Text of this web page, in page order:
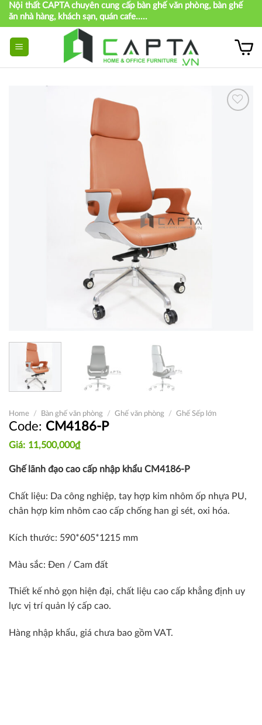
Skip
content
Nội thất CAPTA chuyên cung cấp bàn ghế văn phòng, bàn ghế
ăn nhà hàng, khách sạn, quán cafe.....
Home / Bàn ghế văn phòng / Ghế văn phòng / Ghế Sếp lớn
CM4186-P
11,500,000₫
Ghế lãnh đạo cao cấp nhập khẩu CM4186-P
Chất liệu: Da công nghiệp, tay hợp kim nhôm ốp nhựa PU,
chân hợp kim nhôm cao cấp chống han gỉ sét, oxi hóa.
Kích thước: 590*605*1215 mm
Màu sắc: Đen / Cam đất
Thiết kế nhỏ gọn hiện đại, chất liệu cao cấp khẳng định uy
lực vị trí quản lý cấp cao.
Hàng nhập khẩu, giá chưa bao gồm VAT.